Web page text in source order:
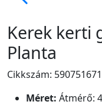
Kerek kerti
Planta
Cikkszám:
Méret: Átmérő: